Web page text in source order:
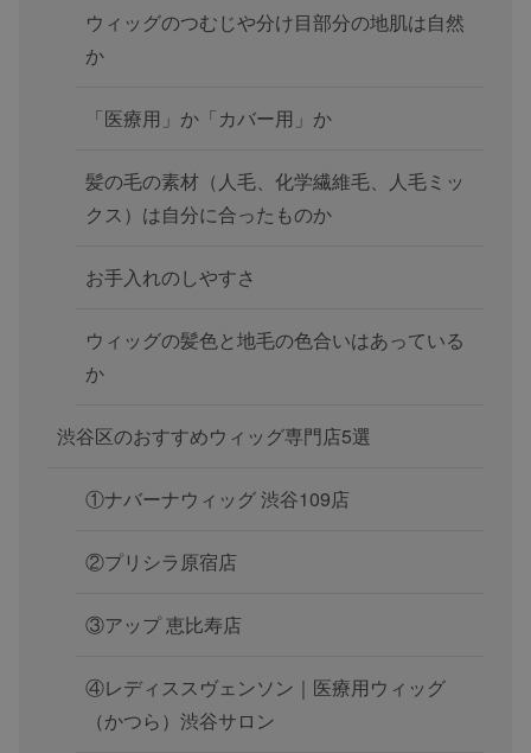
ウィッグのつむじや分け目部分の地肌は自然
か
「医療用」か「カバー用」か
髪の毛の素材（人毛、化学繊維毛、人毛ミッ
クス）は自分に合ったものか
お手入れのしやすさ
ウィッグの髪色と地毛の色合いはあっている
か
渋谷区のおすすめウィッグ専門店5選
①ナバーナウィッグ 渋谷109店
②プリシラ原宿店
③アップ 恵比寿店
④レディススヴェンソン｜医療用ウィッグ
（かつら）渋谷サロン